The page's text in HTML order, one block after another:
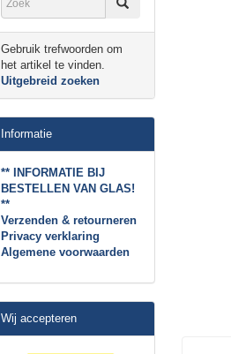
Gebruik trefwoorden om
het artikel te vinden.
Uitgebreid zoeken
Informatie
** INFORMATIE BIJ
BESTELLEN VAN GLAS!
**
Verzenden & retourneren
Privacy verklaring
Algemene voorwaarden
Wij accepteren